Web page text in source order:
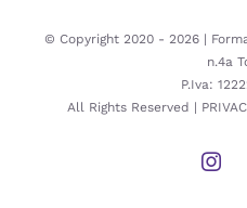
© Copyright 2020 - 2026 |
n.4a
P.Iva:
All Rights Reserved |